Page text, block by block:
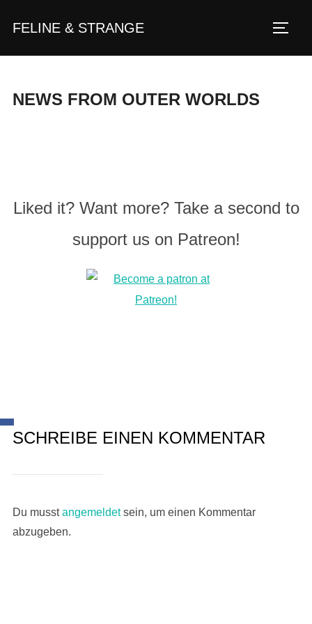
InhaltFELINE & STRANGE
NEWS FROM OUTER WORLDS
Liked it? Want more? Take a second to
support us on Patreon!
SCHREIBE EINEN KOMMENTAR
Du musstangemeldetsein, um einen Kommentar
abzugeben.